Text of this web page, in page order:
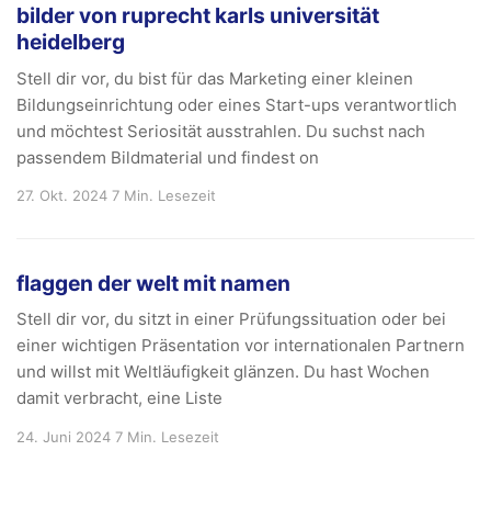
bilder von ruprecht karls universität
heidelberg
Stell dir vor, du bist für das Marketing einer kleinen
Bildungseinrichtung oder eines Start-ups verantwortlich
und möchtest Seriosität ausstrahlen. Du suchst nach
passendem Bildmaterial und findest on
27. Okt. 2024 7 Min. Lesezeit
flaggen der welt mit namen
Stell dir vor, du sitzt in einer Prüfungssituation oder bei
einer wichtigen Präsentation vor internationalen Partnern
und willst mit Weltläufigkeit glänzen. Du hast Wochen
damit verbracht, eine Liste
24. Juni 2024 7 Min. Lesezeit